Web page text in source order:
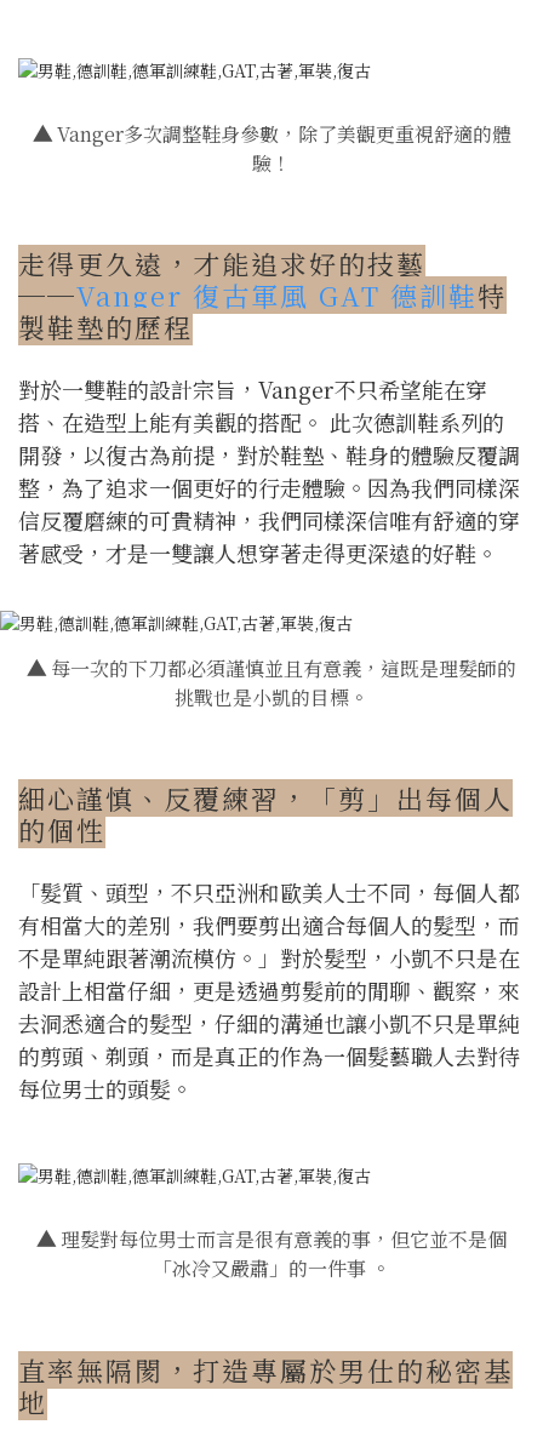
▲Vanger多次調整鞋身參數，除了美觀更重視舒適的體
驗！
走得更久遠，才能追求好的技藝
──Vanger 復古軍風 GAT 德訓鞋特
製鞋墊的歷程
對於一雙鞋的設計宗旨，Vanger不只希望能在穿
搭、在造型上能有美觀的搭配。 此次德訓鞋系列的
開發，以復古為前提，對於鞋墊、鞋身的體驗反覆調
整，為了追求一個更好的行走體驗。因為我們同樣深
信反覆磨練的可貴精神，我們同樣深信唯有舒適的穿
著感受，才是一雙讓人想穿著走得更深遠的好鞋。
▲ 每一次的下刀都必須謹慎並且有意義，這既是理髮師的
挑戰也是小凱的目標。
細心謹慎、反覆練習，「剪」出每個人
的個性
「髮質、頭型，不只亞洲和歐美人士不同，每個人都
有相當大的差別，我們要剪出適合每個人的髮型，而
不是單純跟著潮流模仿。」對於髮型，小凱不只是在
設計上相當仔細，更是透過剪髮前的閒聊、觀察，來
去洞悉適合的髮型，仔細的溝通也讓小凱不只是單純
的剪頭、剃頭，而是真正的作為一個髮藝職人去對待
每位男士的頭髮。
▲理髮對每位男士而言是很有意義的事，但它並不是個
「冰冷又嚴肅」的一件事 。
直率無隔閡，打造專屬於男仕的秘密基
地